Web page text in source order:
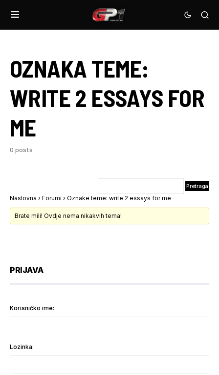
OZNAKA TEME:
WRITE 2 ESSAYS FOR
ME
0 posts
Naslovna › Forumi › Oznake teme: write 2 essays for me
Brate mili! Ovdje nema nikakvih tema!
PRIJAVA
Korisničko ime:
Lozinka: